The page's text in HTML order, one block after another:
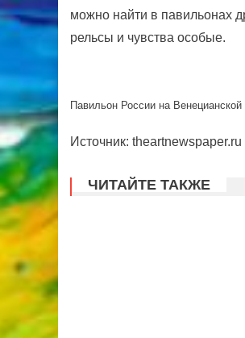
можно найти в павильонах
рельсы и чувства особые.
Павильон России на
Источник: theartnewspaper.ru
ЧИТАЙТЕ ТАКЖЕ